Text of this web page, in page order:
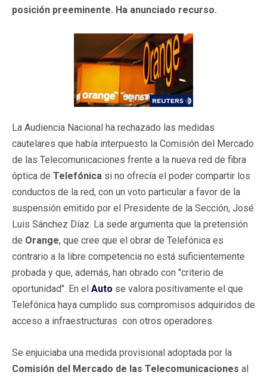
posición preeminente. Ha anunciado recurso.
La Audiencia Nacional ha rechazado las medidas
cautelares que había interpuesto la Comisión del Mercado
de las Telecomunicaciones frente a la nueva red de fibra
óptica de Telefónica si no ofrecía el poder compartir los
conductos de la red, con un voto particular a favor de la
suspensión emitido por el Presidente de la Sección, José
Luis Sánchez Díaz. La sede argumenta que la pretensión
de Orange, que cree que el obrar de Telefónica es
contrario a la libre competencia no está suficientemente
probada y que, además, han obrado con "criterio de
oportunidad". En el Auto se valora positivamente el que
Telefónica haya cumplido sus compromisos adquiridos de
acceso a infraestructuras con otros operadores.
Se enjuiciaba una medida provisional adoptada por la
Comisión del Mercado de las Telecomunicaciones al